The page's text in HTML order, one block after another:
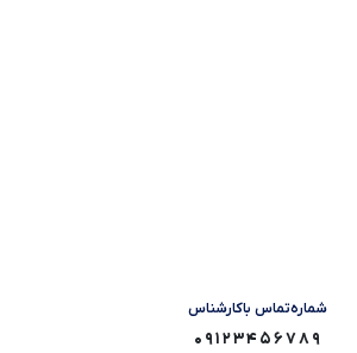
شماره‌تماس‌ با‌کارشناس
09123456789